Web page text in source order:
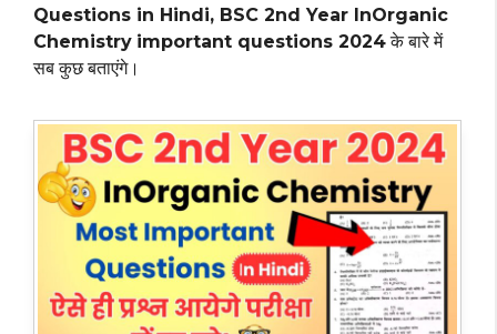
Questions in Hindi, BSC 2nd Year InOrganic
Chemistry important questions 2024के बारे में
सब कुछ बताएंगे।